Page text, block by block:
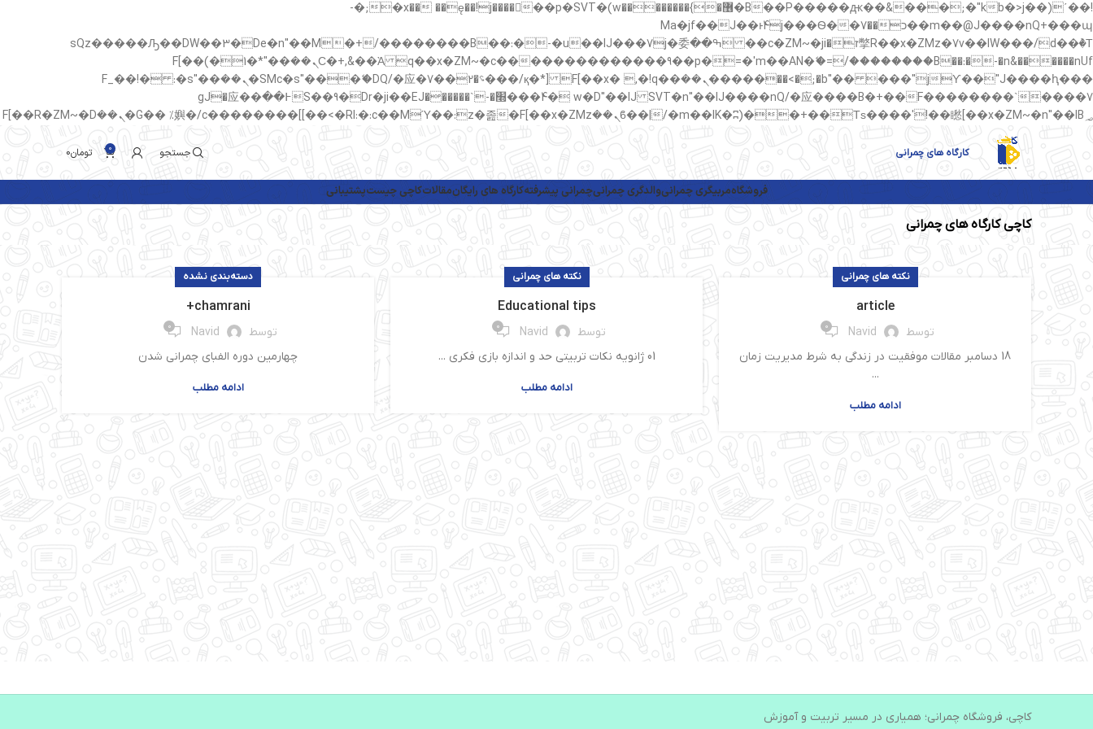
b�>j��)΄��!P�����ԫ��&���;�"k��B�޶�}��������p�SVT�(w��ę��!j������ ��x�;�-
m��@J����nQ+���պ��כ��7�Ma�jf��J��ͱ4j���Ѳ�
撆R��x�ZMz�7v��IW���/d��ٞ�Тז�c�ZM~�ji�� ߒ��sQz�����Ԡ��DW��3�De�n"��M�+/��������B��:�-�u��IJ���7j�委
���9��p�=�'m��AN�ޭ�=/��������B��:�-�n&������nUf���������q��x�ZM~�
c�� Ϲ�+,&��Ὰܢ��F[��(�1�*"��
ϒ��"J����ԧ�����<�;�b"�� ���"j�����ܢ��F[��x� ,�!q�� қ�*]/���؝�2��7�SMc�s"���ޭ�DQ/�应�ܢ��F_��!� :�s"��
����7`��������F��+�SVT�n"��IJ����nQ/�应����B ��4� w�D"��IJ�׭�-`������S��9�Dr�ji��EJ߅��gJ�应��
矁[��x�ZM~�n"��IB؃��!'����Тѕ��+��(m��IK�ʭ�/|��ϐܢ��F[��x�ZMz�G�� %嬩�/c��������[[��<�RI:�:c��MΎ��:z�졾�ܢ��F[��R�ZM~�D
کارگاه های چمرانی جستجو 0 تومان0
فروشگاهمربیگری چمرانیوالدگری چمرانیچمرانی پیشرفتهکارگاه های رایگانمقالاتکاچی چیستپشتیبانی
کاچی کارگاه های چمرانی
نکته های چمرانی
article
توسط Navid
0
18 دسامبر مقالات موفقیت در زندگی به شرط مدیریت زمان
...
ادامه مطلب
نکته های چمرانی
Educational tips
توسط Navid
0
01 ژانویه نکات تربیتی حد و اندازه بازی فکری ...
ادامه مطلب
دسته‌بندی نشده
chamrani+
توسط Navid
0
چهارمین دوره الفبای چمرانی شدن
ادامه مطلب
کاچی، فروشگاه چمرانی؛ همیاری در مسیر تربیت و آموزش